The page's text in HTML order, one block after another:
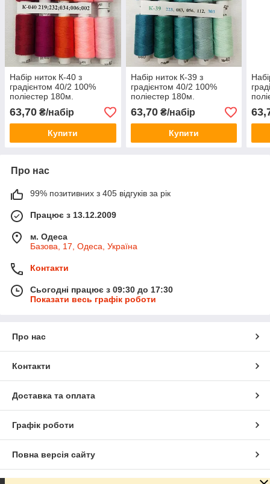
Набір ниток К-40 з
градієнтом 40/2 100%
поліестер 180м.
63,70 ₴/набір
Купити
Набір ниток К-39 з
градієнтом 40/2 100%
поліестер 180м.
63,70₴/набір
Купити
Про нас
99% позитивних з 405 відгуків за рік
Працює з 13.12.2009
м. Одеса
Базова, 17, Одеса, Україна
Контакти
Сьогодні працює з 09:30 до 17:30
Показати весь графік роботи
Про нас
Контакти
Доставка та оплата
Графік роботи
Повна версія сайту